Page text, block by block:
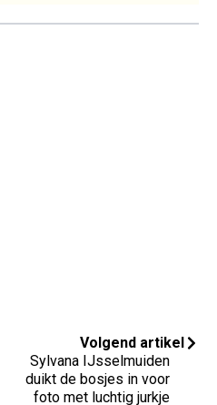
Volgend artikel
Sylvana IJsselmuiden
duikt de bosjes in voor
foto met luchtig jurkje